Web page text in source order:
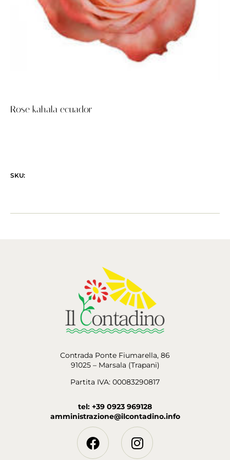
Rose kahala ecuador
SKU:
Contrada Ponte Fiumarella, 86
91025 – Marsala (Trapani)
Partita IVA: 00083290817
tel: +39 0923 969128
amministrazione@ilcontadino.info